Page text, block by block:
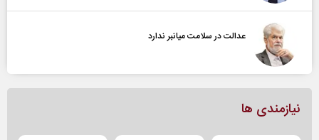
عدالت در سلامت میانبر ندارد
نیازمندی ها